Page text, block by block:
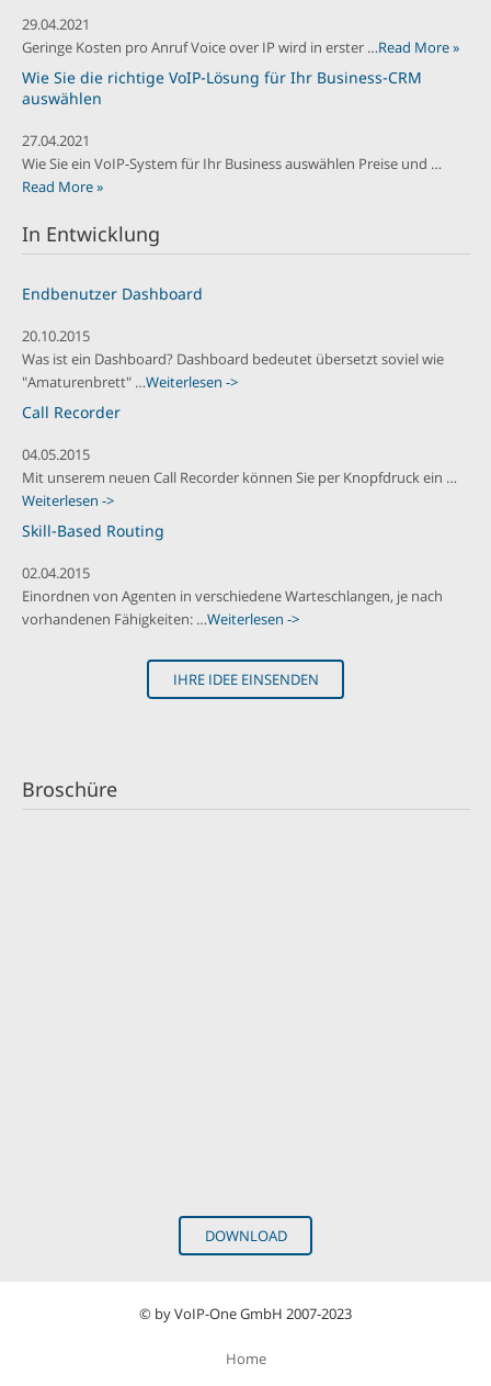
29.04.2021
Geringe Kosten pro Anruf Voice over IP wird in erster …Read More »
Wie Sie die richtige VoIP-Lösung für Ihr Business-CRM
auswählen
27.04.2021
Wie Sie ein VoIP-System für Ihr Business auswählen Preise und …
Read More »
In Entwicklung
Endbenutzer Dashboard
20.10.2015
Was ist ein Dashboard? Dashboard bedeutet übersetzt soviel wie
"Amaturenbrett" …Weiterlesen ->
Call Recorder
04.05.2015
Mit unserem neuen Call Recorder können Sie per Knopfdruck ein …
Weiterlesen ->
Skill-Based Routing
02.04.2015
Einordnen von Agenten in verschiedene Warteschlangen, je nach
vorhandenen Fähigkeiten: …Weiterlesen ->
IHRE IDEE EINSENDEN
Broschüre
DOWNLOAD
© by VoIP-One GmbH 2007-2023
Home